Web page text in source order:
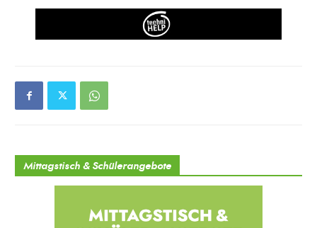
Mittagstisch & Schülerangebote